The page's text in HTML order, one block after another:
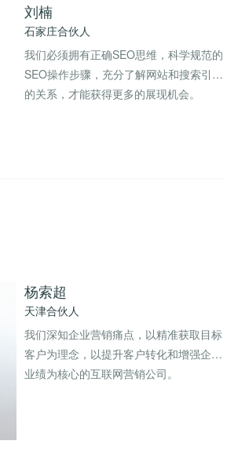
刘楠
石家庄合伙人
我们必须拥有正确SEO思维，科学规范的
SEO操作步骤，充分了解网站和搜索引擎
的关系，才能获得更多的展现机会。
杨索超
天津合伙人
我们深知企业营销痛点，以精准获取目标
客户为理念，以提升客户转化和增强企业
业绩为核心的互联网营销公司。